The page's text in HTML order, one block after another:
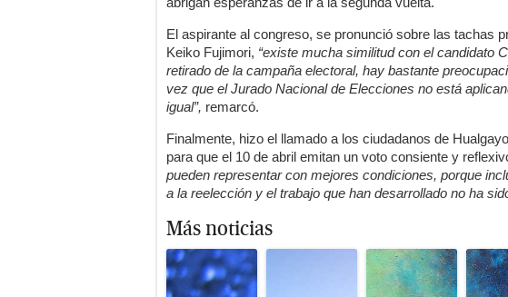
El aspirante al congreso, se pronunció sobre las tachas
Keiko Fujimori, “existe mucha similitud con el candidato
retirado de la campaña electoral, hay bastante
vez que el Jurado Nacional de Elecciones no está
igual”, remarcó.
Finalmente, hizo el llamado a los ciudadanos de
para que el 10 de abril emitan un voto consiente y
pueden representar con mejores condiciones, porque
a la reelección y el trabajo que han desarrollado no ha
Más noticias